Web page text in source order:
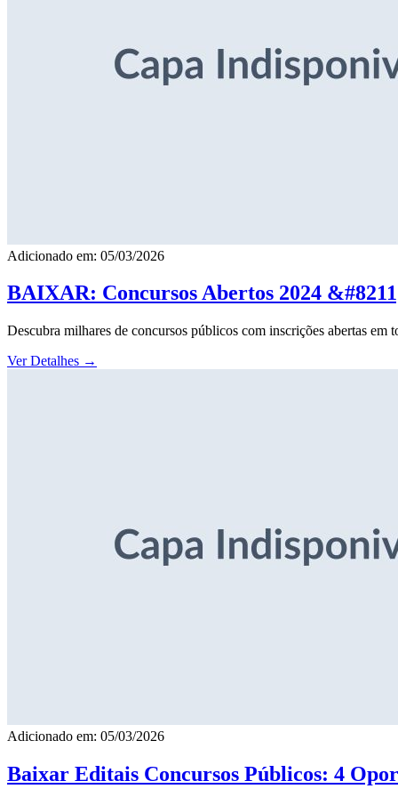
Adicionado em: 05/03/2026
BAIXAR: Concursos Abertos 2024
Descubra milhares de concursos públicos com inscrições abertas em
Ver Detalhes →
Adicionado em: 05/03/2026
Baixar Editais Concursos Públicos: 4